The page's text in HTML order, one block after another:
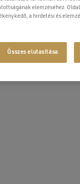
elemzéséhez.
a hirdetési és
Összes elutasítása